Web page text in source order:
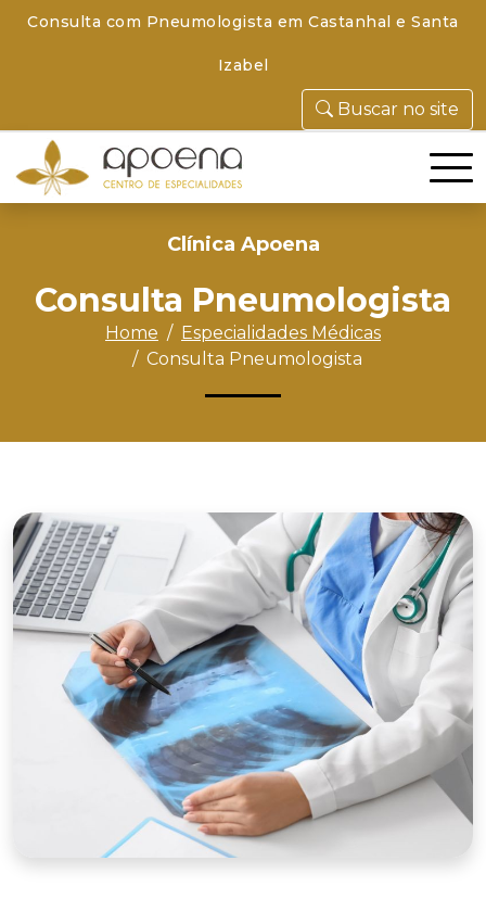
Consulta com Pneumologista em Castanhal e Santa
Izabel
Buscar no site
Clínica Apoena
Consulta Pneumologista
Home
Especialidades Médicas
Consulta Pneumologista